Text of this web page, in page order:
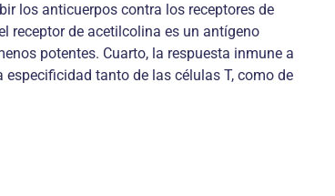
los anticuerpos contra los receptores de
receptor de acetilcolina es un antígeno
potentes. Cuarto, la respuesta inmune a
tanto de las células T, como de